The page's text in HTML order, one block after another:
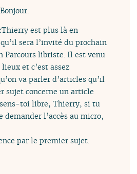
Bonjour.
Thierry est plus là en
sera l’invité du prochain
Parcours libriste. Il est venu
et c’est assez
va parler d’articles qu’il
sujet concerne un article
toi libre, Thierry, si tu
l’accès au micro,
par le premier sujet.